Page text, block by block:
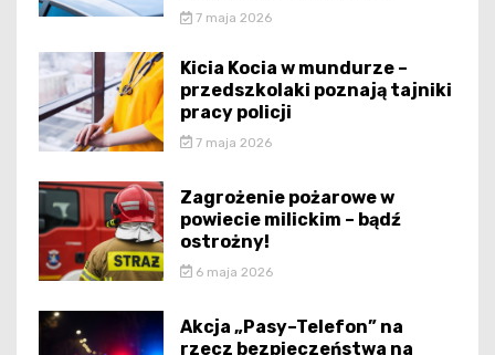
7 maja 2026
Kicia Kocia w mundurze –
przedszkolaki poznają tajniki
pracy policji
7 maja 2026
Zagrożenie pożarowe w
powiecie milickim – bądź
ostrożny!
6 maja 2026
Akcja „Pasy–Telefon” na
rzecz bezpieczeństwa na